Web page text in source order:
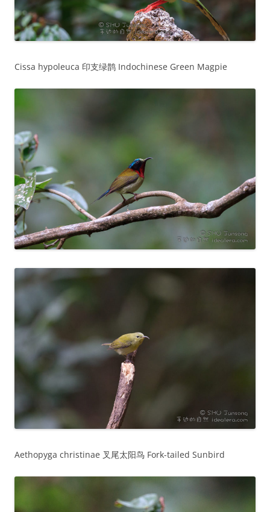
Cissa hypoleuca 印支绿鹊 Indochinese Green Magpie
Aethopyga christinae 叉尾太阳鸟 Fork-tailed Sunbird